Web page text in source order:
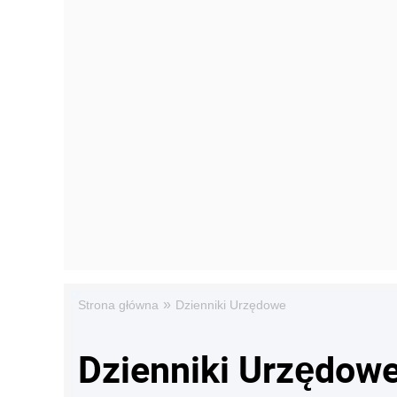
Strona główna » Dzienniki Urzędowe
Dzienniki